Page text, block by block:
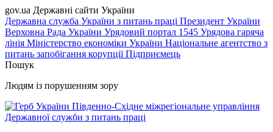
gov.ua Державні сайти України
Державна служба України з питань праці Президент України
Верховна Рада України Урядовий портал 1545 Урядова гаряча
лінія Міністерство економіки України Національне агентство з
питань запобігання корупціїПідприємець
Пошук
Людям із порушенням зору
Південно-Східне міжрегіональне управління
Державної служби з питань праці